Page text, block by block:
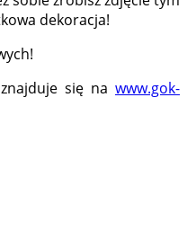
dekoracja!
się na www.gok-